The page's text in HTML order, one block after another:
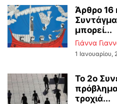
Άρθρο 16
μπορεί...
Γιάννα
1 Ιανουαρίου,
Το 2ο
τροχιά...